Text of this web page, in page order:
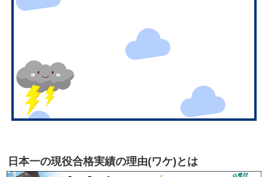
日本一の現役合格実績の理由(ワケ)とは